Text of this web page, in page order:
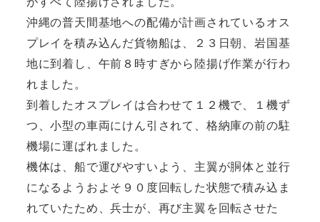
沖縄の普天間基地への配備が計画されているオス
プレイを積み込んだ貨物船は、２３日朝、岩国基
地に到着し、午前８時すぎから陸揚げ作業が行わ
れました。
到着したオスプレイは合わせて１２機で、１機ず
つ、小型の車両にけん引されて、格納庫の前の駐
機場に運ばれました。
機体は、船で運びやすいよう、主翼が胴体と並行
になるようおよそ９０度回転した状態で積み込ま
れていたため、兵士が、再び主翼を回転させた